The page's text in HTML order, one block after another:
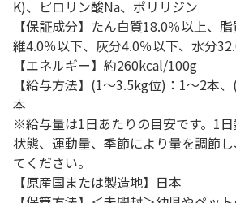
K)、ピロリン酸Na、ポリリジン
【保証成分】たん白質18.0％以上、
維4.0％以下、灰分4.0％以下、水分
【エネルギー】約260kcal/100g
【給与方法】(1～3.5kg位)：1～2本
本
※給与量は1日あたりの目安です。1
状態、運動量、季節により量を調節
てください。
【原産国または製造地】日本